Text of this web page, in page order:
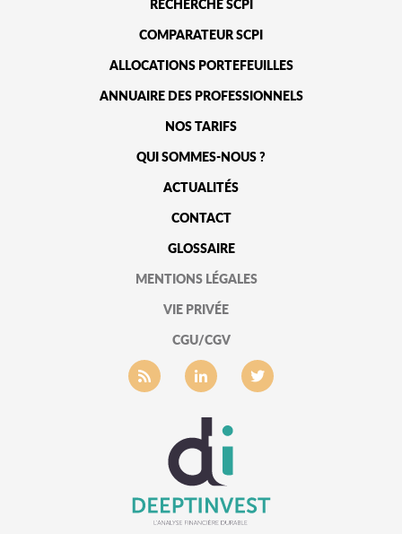
RECHERCHE SCPI
COMPARATEUR SCPI
ALLOCATIONS PORTEFEUILLES
ANNUAIRE DES PROFESSIONNELS
NOS TARIFS
QUI SOMMES-NOUS ?
ACTUALITÉS
CONTACT
GLOSSAIRE
MENTIONS LÉGALES
VIE PRIVÉE
CGU/CGV